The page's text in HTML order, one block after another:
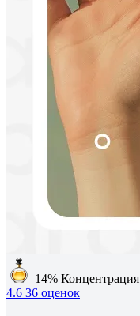
14% Концентрация
4.6 36 оценок